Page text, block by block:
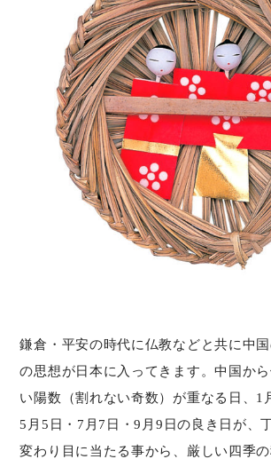
鎌倉・平安の時代に仏教などと共に中
の思想が日本に入ってきます。中国か
い陽数（割れない奇数）が重なる日、1
5月5日・7月7日・9月9日の良き日が、
変わり目に当たる事から、厳しい四季